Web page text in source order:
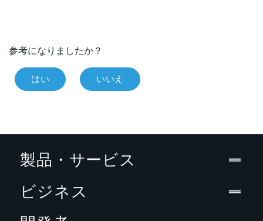
参考になりましたか？
はい いいえ
製品・サービス
ビジネス